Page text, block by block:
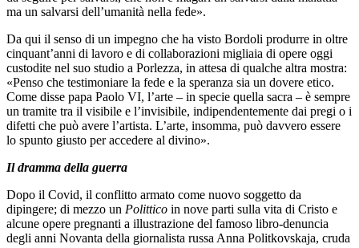
ma un salvarsi dell’umanità nella fede».
Da qui il senso di un impegno che ha visto Bordoli produrre in oltre
cinquant’anni di lavoro e di collaborazioni migliaia di opere oggi
custodite nel suo studio a Porlezza, in attesa di qualche altra mostra:
«Penso che testimoniare la fede e la speranza sia un dovere etico.
Come disse papa Paolo VI, l’arte – in specie quella sacra – è sempre
un tramite tra il visibile e l’invisibile, indipendentemente dai pregi o i
difetti che può avere l’artista. L’arte, insomma, può davvero essere
lo spunto giusto per accedere al divino».
Il dramma della guerra
Dopo il Covid, il conflitto armato come nuovo soggetto da
dipingere; di mezzo un Polittico in nove parti sulla vita di Cristo e
alcune opere pregnanti a illustrazione del famoso libro-denuncia
degli anni Novanta della giornalista russa Anna Politkovskaja, cruda